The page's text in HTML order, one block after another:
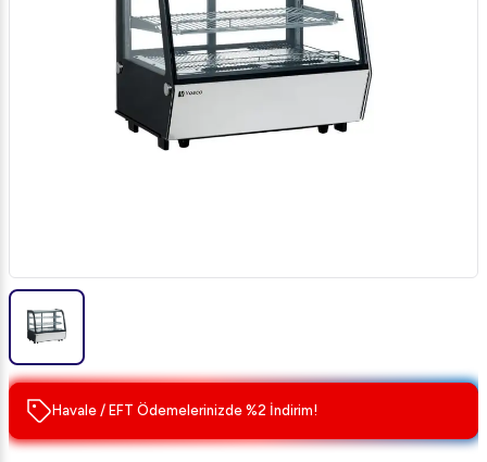
Havale / EFT Ödemelerinizde %2 İndirim!